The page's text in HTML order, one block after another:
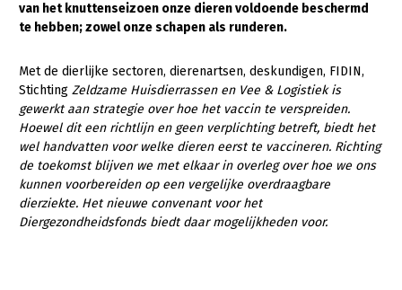
Bodem en water
Mens, ondernemerschap en onderwijs
Internationaal
Sectoren
Dier
Biologische Landbouw
Plant
van het knuttenseizoen onze dieren voldoende beschermd
te hebben; zowel onze schapen als runderen.
Met de dierlijke sectoren, dierenartsen, deskundigen, FIDIN,
Stichting Zeldzame Huisdierrassen en Vee & Logistiek is
gewerkt aan strategie over hoe het vaccin te verspreiden.
Hoewel dit een richtlijn en geen verplichting betreft, biedt het
wel handvatten voor welke dieren eerst te vaccineren. Richting
de toekomst blijven we met elkaar in overleg over hoe we ons
kunnen voorbereiden op een vergelijke overdraagbare
dierziekte. Het nieuwe convenant voor het
Diergezondheidsfonds biedt daar mogelijkheden voor.